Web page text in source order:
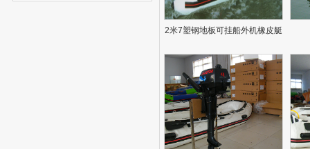
2米7塑钢地板可挂船外机橡皮艇